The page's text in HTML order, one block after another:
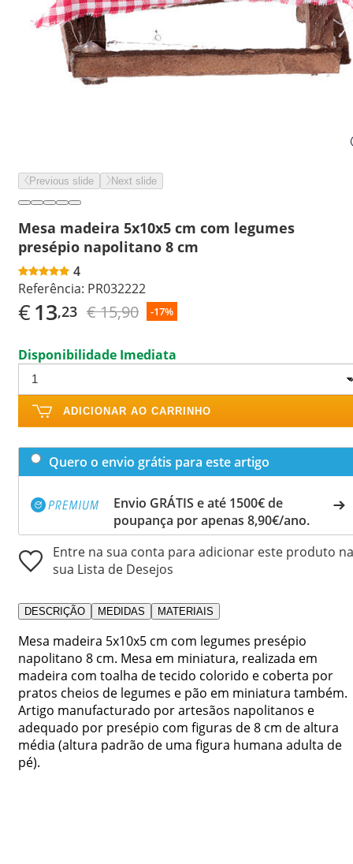
Previous slide Next slide
Mesa madeira 5x10x5 cm com legumes
presépio napolitano 8 cm
4
Referência: PR032222
€13,23 € 15,90 -17%
Disponibilidade Imediata
ADICIONAR AO CARRINHO
Quero o envio grátis para este artigo
Envio GRÁTIS e até 1500€ de
poupança por apenas 8,90€/ano.
Entre na sua conta para adicionar este produto na
sua Lista de Desejos
DESCRIÇÃO MEDIDAS MATERIAIS
Mesa madeira 5x10x5 cm com legumes presépio
napolitano 8 cm. Mesa em miniatura, realizada em
madeira com toalha de tecido colorido e coberta por
pratos cheios de legumes e pão em miniatura também.
Artigo manufacturado por artesãos napolitanos e
adequado por presépio com figuras de 8 cm de altura
média (altura padrão de uma figura humana adulta de
pé).